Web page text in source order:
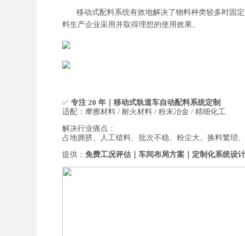
移动式配料系统有效地解决了物料种类较多时固
料生产企业采用并取得理想的使用效果。
✅ 专注 20 年｜移动式轨道车自动配料系统定制
适配：摩擦材料 / 耐火材料 / 粉末冶金 / 精细化工
解决行业痛点：
占地拥挤、人工错料、批次不稳、粉尘大、换料繁琐
提供： 免费工况评估｜车间布局方案｜定制化系统设